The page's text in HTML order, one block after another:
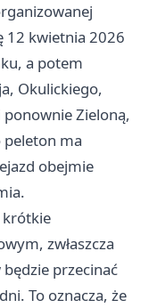
12 kwietnia 2026
a potem
Okulickiego,
Zieloną,
peleton ma
obejmie
krótkie
zwłaszcza
przecinać
To oznacza, że